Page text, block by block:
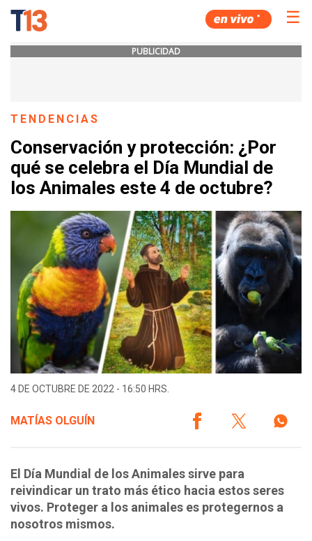
☰
PUBLICIDAD
TENDENCIAS
Conservación y protección: ¿Por
qué se celebra el Día Mundial de
los Animales este 4 de octubre?
4 DE OCTUBRE DE 2022 - 16:50 HRS.
MATÍAS OLGUÍN
El Día Mundial de los Animales sirve para
reivindicar un trato más ético hacia estos seres
vivos. Proteger a los animales es protegernos a
nosotros mismos.